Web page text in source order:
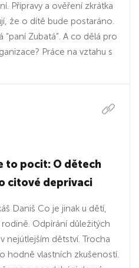
Přípravy a ověření zkrátka
že o dítě bude postaráno.
“paní Zubatá”. A co dělá pro
Práce na vztahu s
to pocit: O dětech
citové deprivaci
Daniš Co je jinak u dětí,
Odpírání důležitých
nejútlejším dětství. Trocha
hodně vlastních zkušeností.